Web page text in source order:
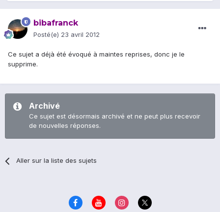
bibafranck
Posté(e) 23 avril 2012
Ce sujet a déjà été évoqué à maintes reprises, donc je le
supprime.
Archivé
Ce sujet est désormais archivé et ne peut plus recevoir
de nouvelles réponses.
Aller sur la liste des sujets